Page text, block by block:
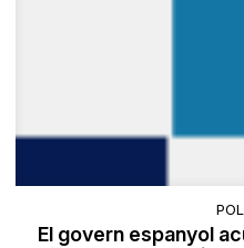
El govern espanyol